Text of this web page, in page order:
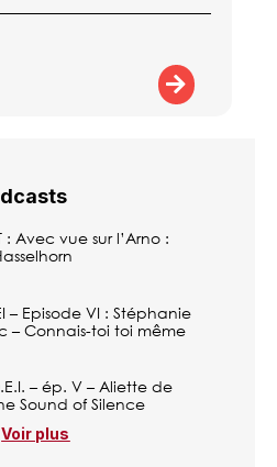
: Avec vue sur l’Arno :
– Episode VI : Stéphanie
– Connais-toi toi même
– ép. V – Aliette de
Sound of Silence
Voir plus